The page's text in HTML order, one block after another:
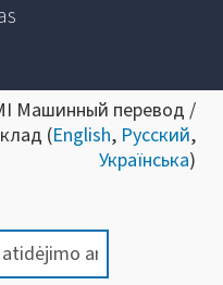
Машинный перевод /
(English, Русский,
Українська)